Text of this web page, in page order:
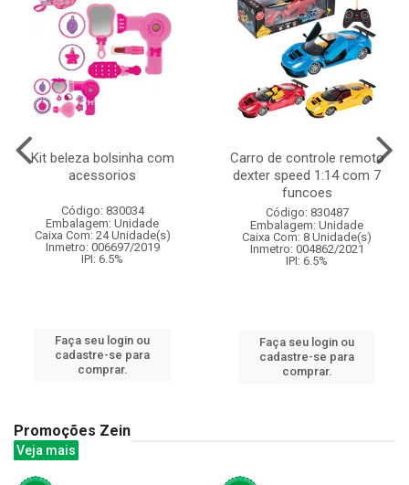
Kit beleza bolsinha com
acessorios
Código: 830034
Embalagem: Unidade
Caixa Com: 24 Unidade(s)
Inmetro: 006697/2019
IPI: 6.5%
Faça seu login ou
cadastre-se para
comprar.
Carro de controle remoto
dexter speed 1:14 com 7
funcoes
Código: 830487
Embalagem: Unidade
Caixa Com: 8 Unidade(s)
Inmetro: 004862/2021
IPI: 6.5%
Faça seu login ou
cadastre-se para
comprar.
Promoções Zein
Veja mais